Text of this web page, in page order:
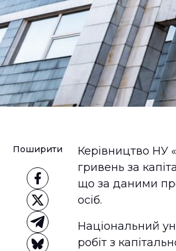
Поширити
Керівництво НУ
гривень за
що за даними
осіб.
Національний
робіт з